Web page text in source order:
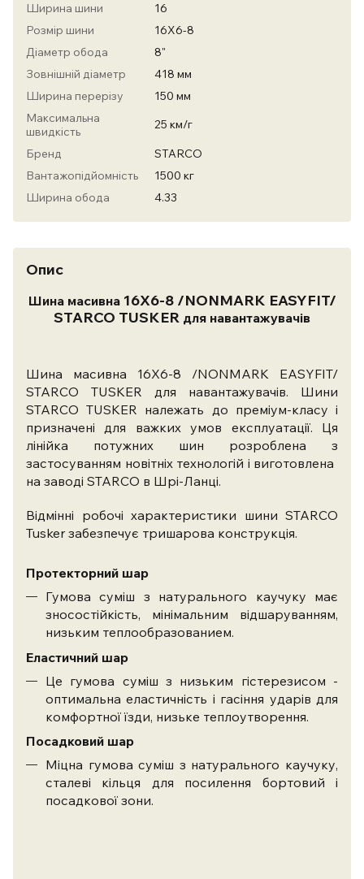
Ширина шини
16
Розмір шини
16X6-8
Діаметр обода
8"
Зовнішній діаметр
418 мм
Ширина перерізу
150 мм
Максимальна
швидкість
25 км/г
Бренд
STARCO
Вантажопідйомність
1500 кг
Ширина обода
4.33
Опис
Шина масивна 16X6-8 /NONMARK EASYFIT/
STARCO TUSKER для навантажувачів
Шина масивна 16X6-8 /NONMARK EASYFIT/
STARCO TUSKER для навантажувачів. Шини
STARCO TUSKER належать до преміум-класу і
призначені для важких умов експлуатації. Ця
лінійка потужних шин розроблена з
застосуванням новітніх технологій і виготовлена ​​
на заводі STARCO в Шрі-Ланці.
Відмінні робочі характеристики шини STARCO
Tusker забезпечує тришарова конструкція.
Протекторний шар
Гумова суміш з натурального каучуку має
зносостійкість, мінімальним відшаруванням,
низьким теплообразованием.
Еластичний шар
Це гумова суміш з низьким гістерезисом -
оптимальна еластичність і гасіння ударів для
комфортної їзди, низьке теплоутворення.
Посадковий шар
Міцна гумова суміш з натурального каучуку,
сталеві кільця для посилення бортовий і
посадкової зони.